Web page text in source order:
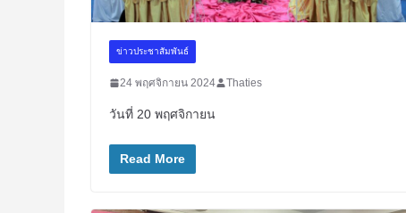
ข่าวประชาสัมพันธ์
24 พฤศจิกายน 2024 Thaties
วันที่ 20 พฤศจิกายน
Read More